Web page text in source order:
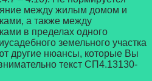
между жилым домом и
а также между
в пределах одного
земельного участка
другие нюансы, которые Вы
текст СП4.13130-